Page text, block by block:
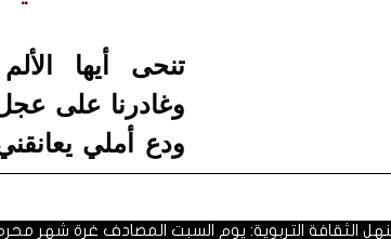
تنحى أيها
وغادرنا على
ودع أملي
يوم السبت المصادف غرة شهر محرم 1428هـ، الموافق العشرون من شهر يناير